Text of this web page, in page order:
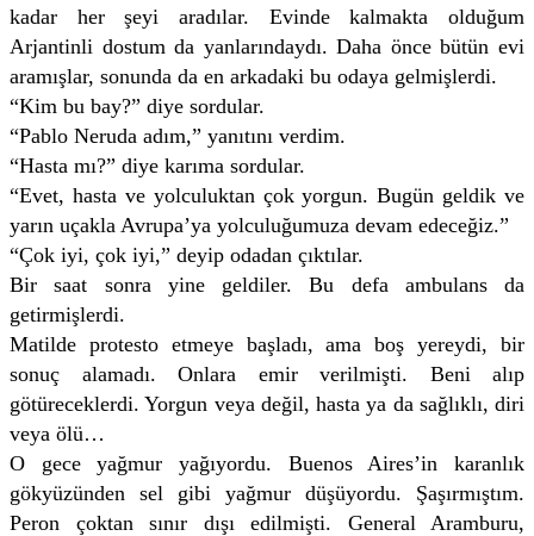
kadar her şeyi aradılar. Evinde kalmakta olduğum
Arjantinli dostum da yanlarındaydı. Daha önce bütün evi
aramışlar, sonunda da en arkadaki bu odaya gelmişlerdi.
“Kim bu bay?” diye sordular.
“Pablo Neruda adım,” yanıtını verdim.
“Hasta mı?” diye karıma sordular.
“Evet, hasta ve yolculuktan çok yorgun. Bugün geldik ve
yarın uçakla Avrupa’ya yolculuğumuza devam edeceğiz.”
“Çok iyi, çok iyi,” deyip odadan çıktılar.
Bir saat sonra yine geldiler. Bu defa ambulans da
getirmişlerdi.
Matilde protesto etmeye başladı, ama boş yereydi, bir
sonuç alamadı. Onlara emir verilmişti. Beni alıp
götüreceklerdi. Yorgun veya değil, hasta ya da sağlıklı, diri
veya ölü…
O gece yağmur yağıyordu. Buenos Aires’in karanlık
gökyüzünden sel gibi yağmur düşüyordu. Şaşırmıştım.
Peron çoktan sınır dışı edilmişti. General Aramburu,